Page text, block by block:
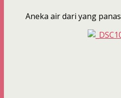
Aneka air dari yang